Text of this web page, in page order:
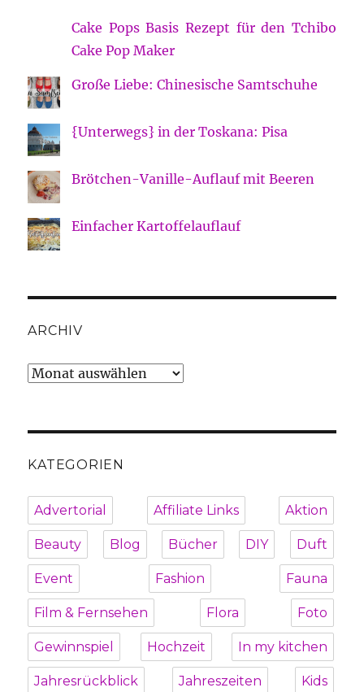
Cake Pops Basis Rezept für den Tchibo
Cake Pop Maker
Große Liebe: Chinesische Samtschuhe
{Unterwegs} in der Toskana: Pisa
Brötchen-Vanille-Auflauf mit Beeren
Einfacher Kartoffelauflauf
ARCHIV
Archiv
KATEGORIEN
Advertorial Affiliate Links Aktion
Beauty Blog Bücher DIY Duft
Event Fashion Fauna
Film & Fernsehen Flora Foto
Gewinnspiel Hochzeit In my kitchen
Jahresrückblick Jahreszeiten Kids